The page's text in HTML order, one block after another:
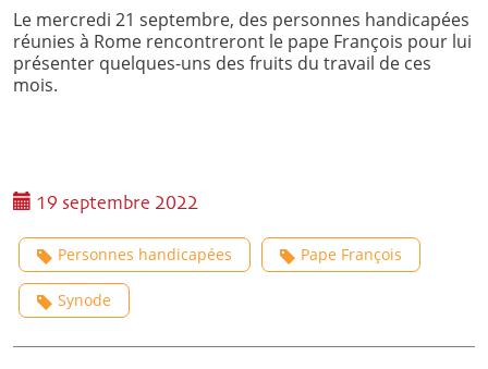
Le mercredi 21 septembre, des personnes handicapées
réunies à Rome rencontreront le pape François pour lui
présenter quelques-uns des fruits du travail de ces
mois.
19 septembre 2022
Personnes handicapées Pape François
Synode